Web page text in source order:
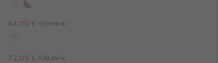
Sale price:
84,00 € Regular price:
120,00 €
Sale price:
72,00 € Regular price:
120,00 €